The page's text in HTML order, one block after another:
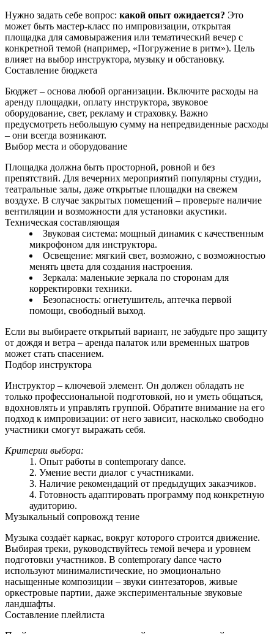
Нужно задать себе вопрос: какой опыт ожидается? Это
может быть мастер‑класс по импровизации, открытая
площадка для самовыражения или тематический вечер с
конкретной темой (например, «Погружение в ритм»). Цель
влияет на выбор инструктора, музыку и обстановку.
Составление бюджета
Бюджет – основа любой организации. Включите расходы на
аренду площадки, оплату инструктора, звуковое
оборудование, свет, рекламу и страховку. Важно
предусмотреть небольшую сумму на непредвиденные расходы
– они всегда возникают.
Выбор места и оборудование
Площадка должна быть просторной, ровной и без
препятствий. Для вечерних мероприятий популярны студии,
театральные залы, даже открытые площадки на свежем
воздухе. В случае закрытых помещений – проверьте наличие
вентиляции и возможности для установки акустики.
Техническая составляющая
Звуковая система: мощный динамик с качественным
микрофоном для инструктора.
Освещение: мягкий свет, возможно, с возможностью
менять цвета для создания настроения.
Зеркала: маленькие зеркала по сторонам для
корректировки техники.
Безопасность: огнетушитель, аптечка первой
помощи, свободный выход.
Если вы выбираете открытый вариант, не забудьте про защиту
от дождя и ветра – аренда палаток или временных шатров
может стать спасением.
Подбор инструктора
Инструктор – ключевой элемент. Он должен обладать не
только профессиональной подготовкой, но и уметь общаться,
вдохновлять и управлять группой. Обратите внимание на его
подход к импровизации: от него зависит, насколько свободно
участники смогут выражать себя.
Критерии выбора:
Опыт работы в contemporary dance.
Умение вести диалог с участниками.
Наличие рекомендаций от предыдущих заказчиков.
Готовность адаптировать программу под конкретную
аудиторию.
Музыкальный сопровожд тение
Музыка создаёт каркас, вокруг которого строится движение.
Выбирая треки, руководствуйтесь темой вечера и уровнем
подготовки участников. В contemporary dance часто
используют минималистические, но эмоционально
насыщенные композиции – звуки синтезаторов, живые
оркестровые партии, даже экспериментальные звуковые
ландшафты.
Составление плейлиста